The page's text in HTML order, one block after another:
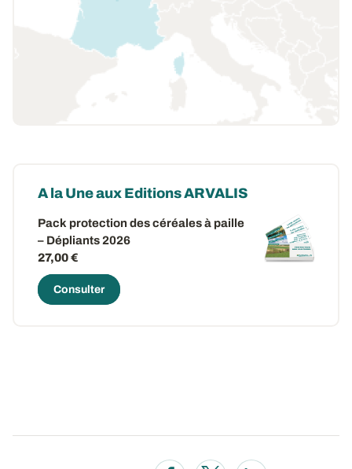
A la Une aux Editions ARVALIS
Pack protection des céréales à paille
– Dépliants 2026
27,00 €
Consulter